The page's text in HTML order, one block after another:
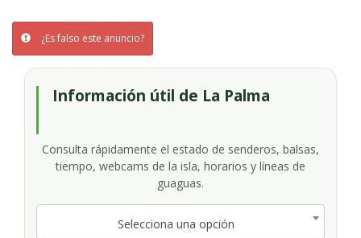
¿Es falso este anuncio?
Información útil de La Palma
Consulta rápidamente el estado de senderos, balsas,
tiempo, webcams de la isla, horarios y líneas de
guaguas.
Selecciona una opción